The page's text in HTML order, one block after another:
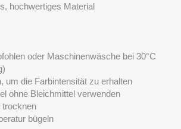
hochwertiges Material
oder Maschinenwäsche bei 30°C
um die Farbintensität zu erhalten
ohne Bleichmittel verwenden
trocknen
bügeln